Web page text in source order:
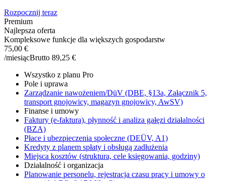
Rozpocznij teraz
Premium
Najlepsza oferta
Kompleksowe funkcje dla większych gospodarstw
75,00 €
/miesiącBrutto 89,25 €
Wszystko z planu Pro
Pole i uprawa
Zarządzanie nawożeniem/DüV (DBE, §13a, Załącznik 5,
transport gnojowicy, magazyn gnojowicy, AwSV)
Finanse i umowy
Faktury (e-faktura), płynność i analiza gałęzi działalności
(BZA)
Płace i ubezpieczenia społeczne (DEÜV, A1)
Kredyty z planem spłaty i obsługą zadłużenia
Miejsca kosztów (struktura, cele księgowania, godziny)
Działalność i organizacja
Planowanie personelu, rejestracja czasu pracy i umowy o